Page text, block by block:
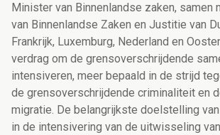
Minister van Binnenlandse zaken, samen
van Binnenlandse Zaken en Justitie van
Frankrijk, Luxemburg, Nederland en
verdrag om de grensoverschrijdende
intensiveren, meer bepaald in de strijd
de grensoverschrijdende criminaliteit en
migratie. De belangrijkste doelstelling
in de intensivering van de uitwisseling